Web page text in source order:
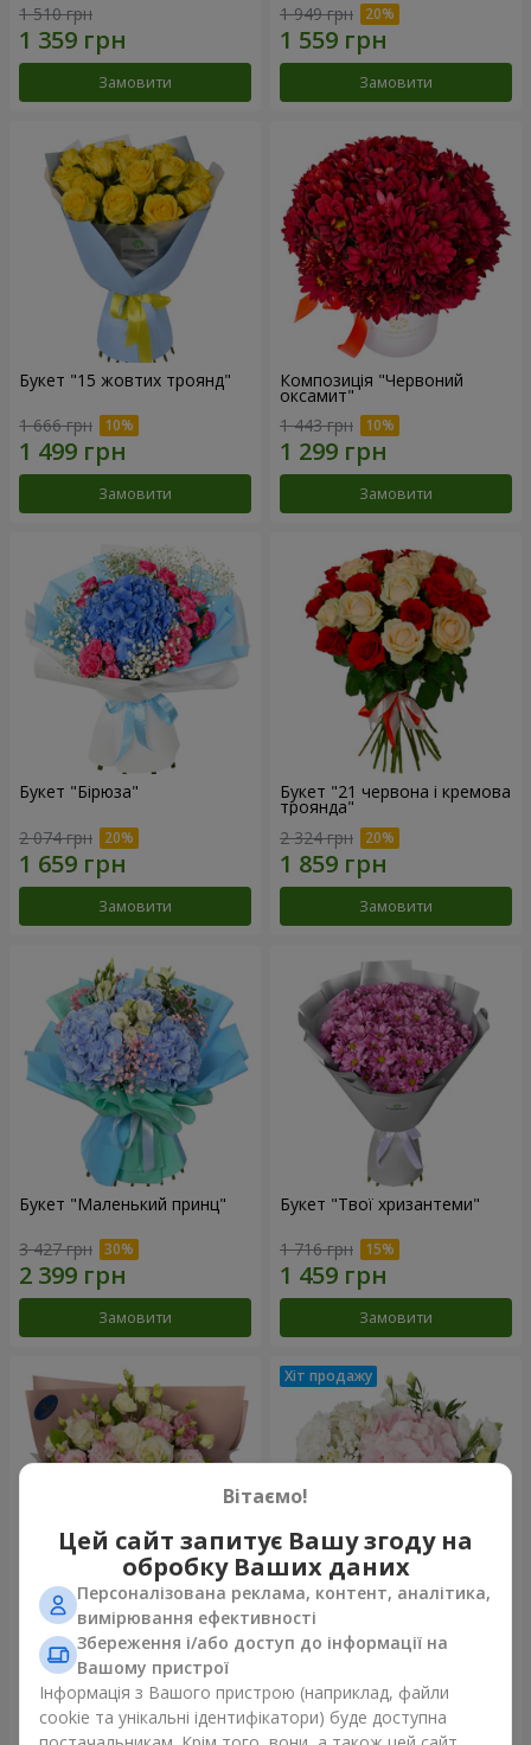
1 510 грн
Замовити
1 949 грн
Замовити
Букет "15 жовтих троянд"
1 666 грн
Замовити
Композиція "Червоний
оксамит"
1 443 грн
Замовити
Букет "Бірюза"
2 074 грн
Замовити
Букет "21 червона і кремова
троянда"
2 324 грн
Замовити
Букет "Маленький принц"
3 427 грн
Замовити
Букет "Твої хризантеми"
1 716 грн
Замовити
Букет "Пана Кота"
2 074 грн
Замовити
Композиція "Ніжний дотик"
Замовити
Вітаємо!
Цей сайт запитує Вашу згоду на
обробку Ваших даних
Персоналізована реклама, контент, аналітика,
вимірювання ефективності
Збереження і/або доступ до інформації на
Вашому пристрої
Інформація з Вашого пристрою (наприклад, файли
cookie та унікальні ідентифікатори) буде доступна